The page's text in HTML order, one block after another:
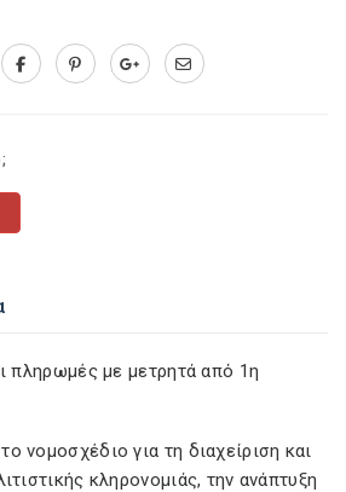
πληρωμές με μετρητά από 1η
νομοσχέδιο για τη διαχείριση και
κληρονομιάς, την ανάπτυξη